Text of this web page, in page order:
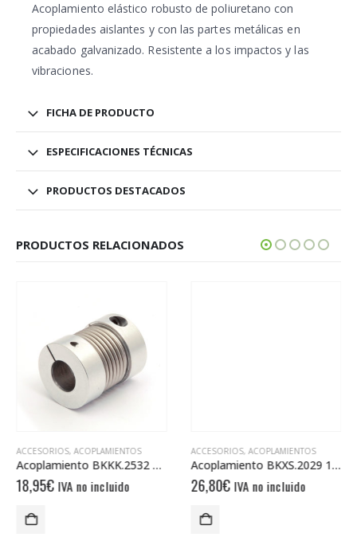
Acoplamiento elástico robusto de poliuretano con
propiedades aislantes y con las partes metálicas en
acabado galvanizado. Resistente a los impactos y las
vibraciones.
FICHA DE PRODUCTO
ESPECIFICACIONES TÉCNICAS
PRODUCTOS DESTACADOS
PRODUCTOS RELACIONADOS
ACCESORIOS, ACOPLAMIENTOS
Acoplamiento BKKK.2532 10/10
18,95€ IVA no incluido
ACCESORIOS, ACOPLAMIENTOS
Acoplamiento BKXS.2029 12/12
26,80€ IVA no incluido